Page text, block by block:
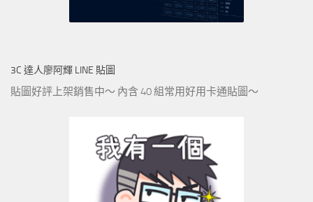
3C 達人廖阿輝 LINE 貼圖
貼圖好評上架銷售中～ 內含 40 組常用好用卡通貼圖～